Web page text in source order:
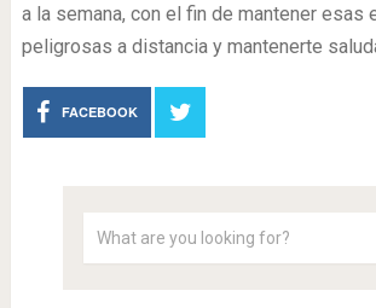
a la semana, con el fin de mantener esas
peligrosas a distancia y mantenerte
FACEBOOK